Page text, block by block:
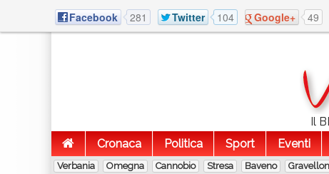
Facebook 281 Twitter 104 Google+ 49
Il
Cronaca
Politica Sport Eventi
Verbania Omegna Cannobio Stresa Baveno